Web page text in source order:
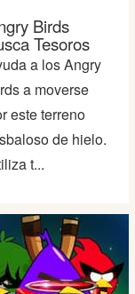
Birds
Tesoros
a los Angry
a moverse
este terreno
de hielo.
t...